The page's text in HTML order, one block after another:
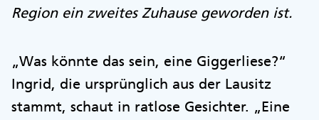
Region ein zweites Zuhause geworden ist.
„Was könnte das sein, eine Giggerliese?“
Ingrid, die ursprünglich aus der Lausitz
stammt, schaut in ratlose Gesichter. „Eine